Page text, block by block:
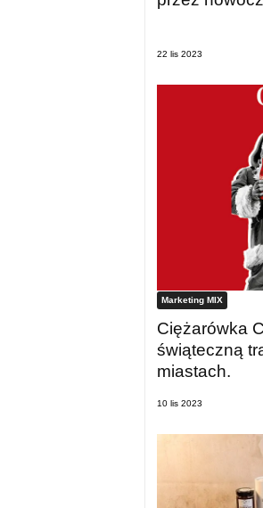
22 lis 2023
Marketing MIX
Ciężarówka
świąteczną
miastach.
10 lis 2023